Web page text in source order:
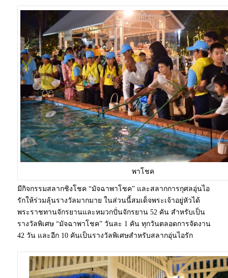
พาโชค
มีกิจกรรมสลากชิงโชค “มัจฉาพาโชค” และสลากการกุศลอุ่นไอ
รักให้ร่วมลุ้นรางวัลมากมาย ในส่วนนี้สมเด็จพระเจ้าอยู่หัวได้
พระราชทานจักรยานและหมวกปั่นจักรยาน 52 คัน สำหรับเป็น
รางวัลพิเศษ “มัจฉาพาโชค” วันละ 1 คัน ทุกวันตลอดการจัดงาน
42 วัน และอีก 10 คันเป็นรางวัลพิเศษสำหรับสลากอุ่นไอรัก